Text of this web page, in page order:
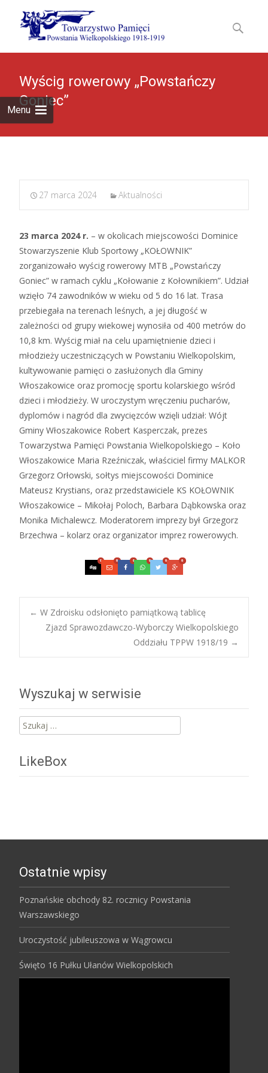
Menu
to
content
Szukaj:
Wyścig rowerowy „Powstańczy
Goniec”
27 marca 2024 Aktualności
23 marca 2024 r. – w okolicach miejscowości Dominice
Stowarzyszenie Klub Sportowy „KOŁOWNIK”
zorganizowało wyścig rowerowy MTB „Powstańczy
Goniec” w ramach cyklu „Kołowanie z Kołownikiem”. Udział
wzięło 74 zawodników w wieku od 5 do 16 lat. Trasa
przebiegała na terenach leśnych, a jej długość w
zależności od grupy wiekowej wynosiła od 400 metrów do
10,8 km. Wyścig miał na celu upamiętnienie dzieci i
młodzieży uczestniczących w Powstaniu Wielkopolskim,
kultywowanie pamięci o zasłużonych dla Gminy
Włoszakowice oraz promocję sportu kolarskiego wśród
dzieci i młodzieży. W uroczystym wręczeniu pucharów,
dyplomów i nagród dla zwycięzców wzięli udział: Wójt
Gminy Włoszakowice Robert Kasperczak, prezes
Towarzystwa Pamięci Powstania Wielkopolskiego – Koło
Włoszakowice Maria Rzeźniczak, właściciel firmy MALKOR
Grzegorz Orłowski, sołtys miejscowości Dominice
Mateusz Krystians, oraz przedstawiciele KS KOŁOWNIK
Włoszakowice – Mikołaj Poloch, Barbara Dąbkowska oraz
Monika Michalewcz. Moderatorem imprezy był Grzegorz
Brzechwa – kolarz oraz organizator imprez rowerowych.
0 0 0 0 0 0
Post
navigation
← W Zdroisku odsłonięto pamiątkową tablicę
Zjazd Sprawozdawczo-Wyborczy Wielkopolskiego
Oddziału TPPW 1918/19 →
Wyszukaj w serwisie
Szukaj:
LikeBox
Ostatnie wpisy
Poznańskie obchody 82. rocznicy Powstania
Warszawskiego
Uroczystość jubileuszowa w Wągrowcu
Święto 16 Pułku Ułanów Wielkopolskich